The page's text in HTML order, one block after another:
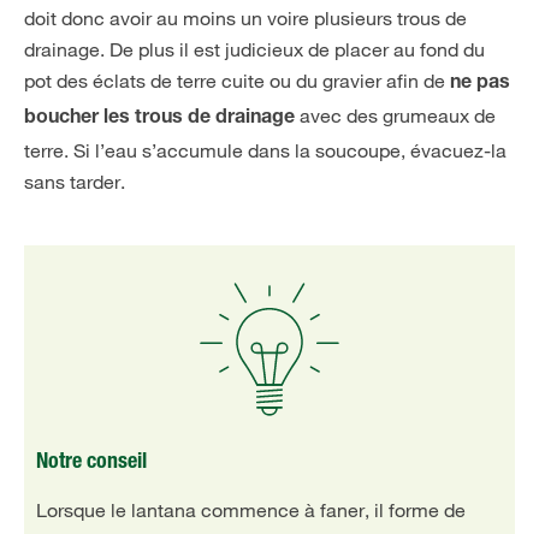
doit donc avoir au moins un voire plusieurs trous de
drainage. De plus il est judicieux de placer au fond du
pot des éclats de terre cuite ou du gravier afin de ne pas
boucher les trous de drainage avec des grumeaux de
terre. Si l’eau s’accumule dans la soucoupe, évacuez-la
sans tarder.
Notre conseil
Lorsque le lantana commence à faner, il forme de